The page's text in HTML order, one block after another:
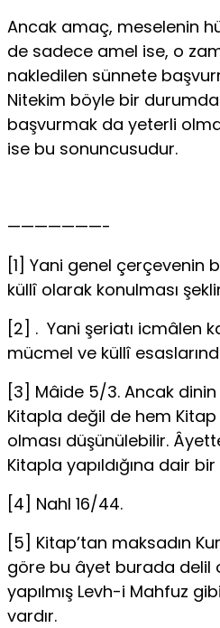
Ancak amaç, meselenin
de sadece amel ise, o
nakledilen sünnete
Nitekim böyle bir
başvur­mak da yeterli
ise bu sonuncusudur.
———————-
[1] Yani genel çerçevenin
küllî olarak konulması
[2] . Yani şeriatı icmâlen
mücmel ve küllî
[3] Mâide 5/3. Ancak
Kitapla değil de hem
olması düşünülebilir.
Kitapla yapıldığına dair
[4] NahI 16/44.
[5] Kitap’tan maksadın
göre bu âyet burada delil
yapılmış Levh-i Mahfuz
vardır.